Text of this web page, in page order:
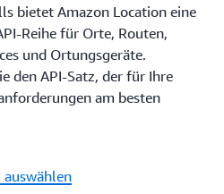
bietet Amazon Location eine
Reihe für Orte, Routen,
und Ortungsgeräte.
den API-Satz, der für Ihre
am besten
auswählen